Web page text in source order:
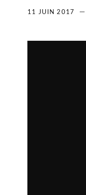
11 JUIN 2017